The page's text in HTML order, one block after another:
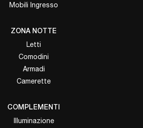
Mobili Ingresso
ZONA NOTTE
Letti
Comodini
Armadi
Camerette
COMPLEMENTI
Illuminazione